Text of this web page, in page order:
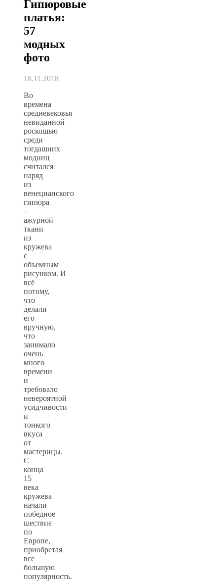
Гипюровые
платья:
57
модных
фото
18.11.2018
Во
времена
средневековья
невиданной
роскошью
среди
тогдашних
модниц
считался
наряд
из
венецианского
гипюра
–
ажурной
ткани
из
кружева
с
объемным
рисунком. И
всё
потому,
что
делали
его
вручную,
что
занимало
очень
много
времени
и
требовало
невероятной
усидчивости
и
тонкого
вкуса
от
мастерицы.
С
конца
15
века
кружева
начали
победное
шествие
по
Европе,
приобретая
все
большую
популярность.